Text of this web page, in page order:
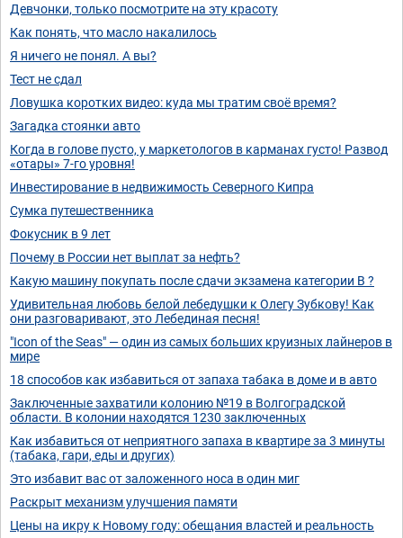
Девчонки, только посмотрите на эту красоту
Как понять, что масло накалилось
Я ничего не понял. А вы?
Тест не сдал
Ловушка коротких видео: куда мы тратим своё время?
Загадка стоянки авто
Когда в голове пусто, у маркетологов в карманах густо! Развод
«отары» 7-го уровня!
Инвестирование в недвижимость Северного Кипра
Сумка путешественника
Фокусник в 9 лет
Почему в России нет выплат за нефть?
Какую машину покупать после сдачи экзамена категории B ?
Удивительная любовь белой лебедушки к Олегу Зубкову! Как
они разговаривают, это Лебединая песня!
"Icon of the Seas" — один из самых больших круизных лайнеров в
мире
18 способов как избавиться от запаха табака в доме и в авто
Заключенные захватили колонию №19 в Волгоградской
области. В колонии находятся 1230 заключенных
Как избавиться от неприятного запаха в квартире за 3 минуты
(табака, гари, еды и других)
Это избавит вас от заложенного носа в один миг
Раскрыт механизм улучшения памяти
Цены на икру к Новому году: обещания властей и реальность